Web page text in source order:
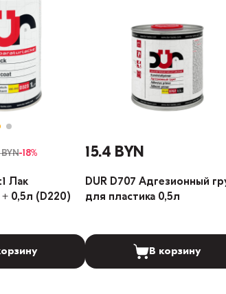
BYN-18%
Лак
0,5л (D220)
15.4 BYN
DUR D707 Адгезионный
для пластика 0,5л
В корзину